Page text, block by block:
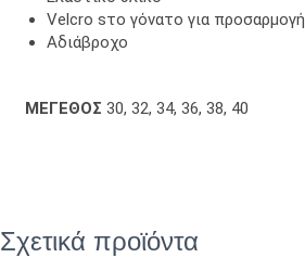
Velcro sτο γόνατο για προσαρμογή
Αδιάβροχο
ΜΕΓΕΘΟΣ 30, 32, 34, 36, 38, 40
Σχετικά προϊόντα